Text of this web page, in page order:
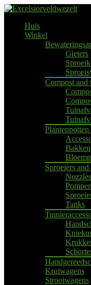
Huis
Winkel
Gieters
Compost and
Plantenpotten
Bakken
Sproeiers and
Nozzles
Pompen
Tanks
Kruiwagens
Strooiwagens